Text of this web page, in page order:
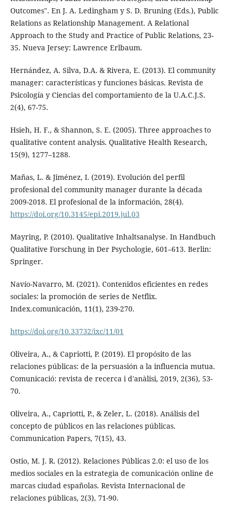
Outcomes". En J. A. Ledingham y S. D. Bruning (Eds.), Public
Relations as Relationship Management. A Relational
Approach to the Study and Practice of Public Relations, 23-
35. Nueva Jersey: Lawrence Erlbaum.
Hernández, A. Silva, D.A. & Rivera, E. (2013). El community
manager: características y funciones básicas. Revista de
Psicología y Ciencias del comportamiento de la U.A.C.J.S.
2(4), 67-75.
Hsieh, H. F., & Shannon, S. E. (2005). Three approaches to
qualitative content analysis. Qualitative Health Research,
15(9), 1277–1288.
Mañas, L. & Jiménez, I. (2019). Evolución del perfil
profesional del community manager durante la década
2009-2018. El profesional de la información, 28(4).
https://doi.org/10.3145/epi.2019.jul.03
Mayring, P. (2010). Qualitative Inhaltsanalyse. In Handbuch
Qualitative Forschung in Der Psychologie, 601–613. Berlin:
Springer.
Navío-Navarro, M. (2021). Contenidos eficientes en redes
sociales: la promoción de series de Netflix.
Index.comunicación, 11(1), 239-270.
https://doi.org/10.33732/ixc/11/01
Oliveira, A., & Capriotti, P. (2019). El propósito de las
relaciones públicas: de la persuasión a la influencia mutua.
Comunicació: revista de recerca i d'anàlisi, 2019, 2(36), 53-
70.
Oliveira, A., Capriotti, P., & Zeler, L. (2018). Análisis del
concepto de públicos en las relaciones públicas.
Communication Papers, 7(15), 43.
Ostio, M. J. R. (2012). Relaciones Públicas 2.0: el uso de los
medios sociales en la estrategia de comunicación online de
marcas ciudad españolas. Revista Internacional de
relaciones públicas, 2(3), 71-90.